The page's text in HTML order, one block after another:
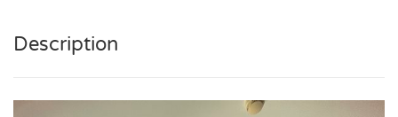
Description